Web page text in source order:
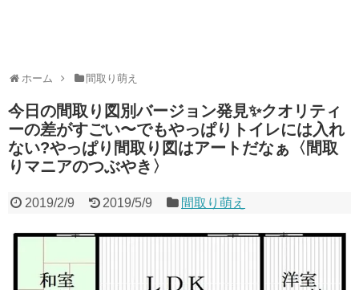
ホーム 間取り萌え
今日の間取り図別バージョン発見✨クオリティ
ーの差がすごい〜でもやっぱりトイレには入れ
ない?やっぱり間取り図はアートだなぁ〈間取
りマニアのつぶやき〉
2019/2/9 2019/5/9 間取り萌え